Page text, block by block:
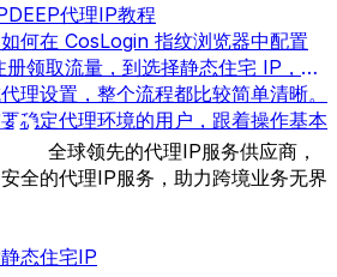
代理IP教程
何在 CosLogin 指纹浏览器中配置
领取流量，到选择静态住宅 IP，再
理设置，整个流程都比较简单清晰。
稳定代理环境的用户，跟着操作基本
全球领先的代理IP服务供应商，
全的代理IP服务，助力跨境业务无界
静态住宅IP